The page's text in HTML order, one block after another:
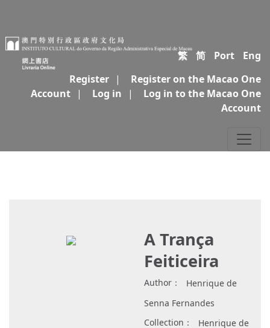
繁 简 Port
Eng
Register
|
Register on the Macao One
Account
| Log in |
Log in to the Macao One
Account
A Trança
Feiticeira
Author：
Henrique de
Senna Fernandes
Collection：
Henrique de